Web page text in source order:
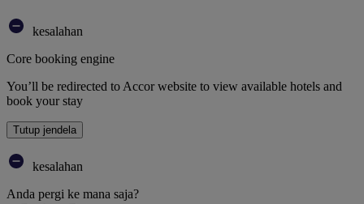
kesalahan
Core booking engine
You’ll be redirected to Accor website to view available hotels and
book your stay
Tutup jendela
kesalahan
Anda pergi ke mana saja?